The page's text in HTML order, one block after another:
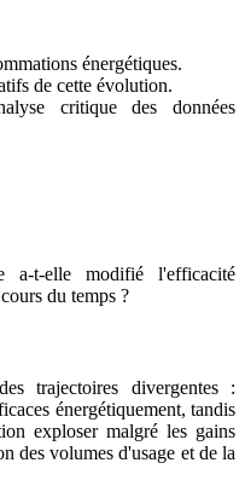
énergétiques.
de cette évolution.
critique des données
a-t-elle modifié l'efficacité
du temps ?
trajectoires divergentes :
énergétiquement, tandis
exploser malgré les gains
des volumes d'usage et de la